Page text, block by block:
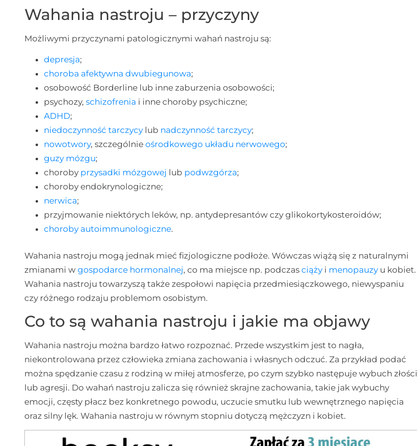
Wahania nastroju – przyczyny
Możliwymi przyczynami patologicznymi wahań nastroju są:
depresja;
choroba afektywna dwubiegunowa;
osobowość Borderline lub inne zaburzenia osobowości;
psychozy,schizofrenia i inne choroby psychiczne;
ADHD;
niedoczynność tarczycy lub nadczynność tarczycy;
nowotwory, szczególnieośrodkowego układu nerwowego;
guzy mózgu;
choroby przysadki mózgowej lub podwzgórza;
choroby endokrynologiczne;
nerwica;
przyjmowanie niektórych leków, np. antydepresantów czy glikokortykosteroidów;
choroby autoimmunologiczne.
Wahania nastroju mogą jednak mieć fizjologiczne podłoże. Wówczas wiążą się z naturalnymi
zmianami wgospodarce hormonalnej, co ma miejsce np. podczasciąży i menopauzy u kobiet.
Wahania nastroju towarzyszą także zespołowi napięcia przedmiesiączkowego, niewyspaniu
czy różnego rodzaju problemom osobistym.
Co to są wahania nastroju i jakie ma objawy
Wahania nastroju można bardzo łatwo rozpoznać. Przede wszystkim jest to nagła,
niekontrolowana przez człowieka zmiana zachowania i własnych odczuć. Za przykład podać
można spędzanie czasu z rodziną w miłej atmosferze, po czym szybko następuje wybuch złości
lub agresji. Do wahań nastroju zalicza się również skrajne zachowania, takie jak wybuchy
emocji, częsty płacz bez konkretnego powodu, uczucie smutku lub wewnętrznego napięcia
oraz silny lęk. Wahania nastroju w równym stopniu dotyczą mężczyzn i kobiet.